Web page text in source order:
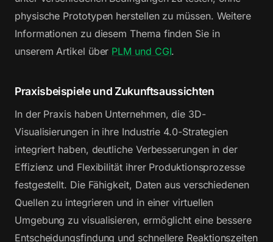
physische Prototypen herstellen zu müssen. Weitere
Informationen zu diesem Thema finden Sie in
unserem Artikel über PLM und CGI.
Praxisbeispiele und Zukunftsaussichten
In der Praxis haben Unternehmen, die 3D-
Visualisierungen in ihre Industrie 4.0-Strategien
integriert haben, deutliche Verbesserungen in der
Effizienz und Flexibilität ihrer Produktionsprozesse
festgestellt. Die Fähigkeit, Daten aus verschiedenen
Quellen zu integrieren und in einer virtuellen
Umgebung zu visualisieren, ermöglicht eine bessere
Entscheidungsfindung und schnellere Reaktionszeiten